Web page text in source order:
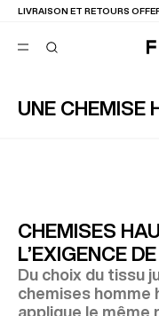
LIVRAISON ET RETOURS
UNE CHEMISE
CHEMISES
L’EXIGENCE
Du choix du tissu
chemises homme
applique le même
MEILLEURES VENTES
NOUVELLE
LAST CHANCE